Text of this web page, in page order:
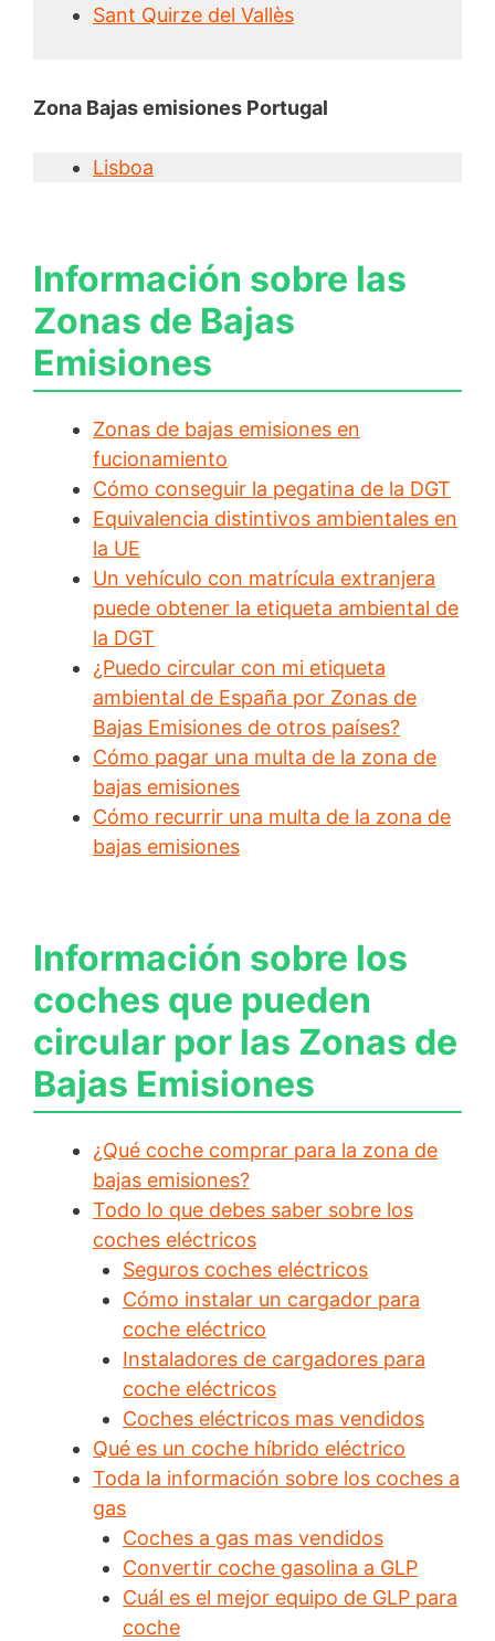
Sant Quirze del Vallès
Zona Bajas emisiones Portugal
Lisboa
Información sobre las
Zonas de Bajas
Emisiones
Zonas de bajas emisiones en
fucionamiento
Cómo conseguir la pegatina de la DGT
Equivalencia distintivos ambientales en
la UE
Un vehículo con matrícula extranjera
puede obtener la etiqueta ambiental de
la DGT
¿Puedo circular con mi etiqueta
ambiental de España por Zonas de
Bajas Emisiones de otros países?
Cómo pagar una multa de la zona de
bajas emisiones
Cómo recurrir una multa de la zona de
bajas emisiones
Información sobre los
coches que pueden
circular por las Zonas de
Bajas Emisiones
¿Qué coche comprar para la zona de
bajas emisiones?
Todo lo que debes saber sobre los
coches eléctricos
Seguros coches eléctricos
Cómo instalar un cargador para
coche eléctrico
Instaladores de cargadores para
coche eléctricos
Coches eléctricos mas vendidos
Qué es un coche híbrido eléctrico
Toda la información sobre los coches a
gas
Coches a gas mas vendidos
Convertir coche gasolina a GLP
Cuál es el mejor equipo de GLP para
coche